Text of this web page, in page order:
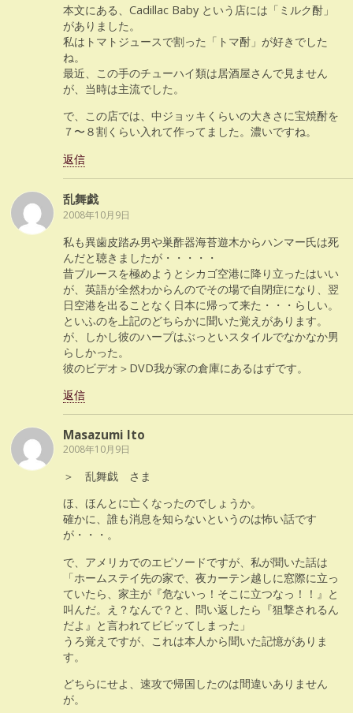
本文にある、Cadillac Baby という店には「ミルク酎」
がありました。
私はトマトジュースで割った「トマ酎」が好きでした
ね。
最近、この手のチューハイ類は居酒屋さんで見ません
が、当時は主流でした。
で、この店では、中ジョッキくらいの大きさに宝焼酎を
７〜８割くらい入れて作ってました。濃いですね。
返信
乱舞戯
2008年10月9日
私も異歯皮踏み男や巣酢器海苔遊木からハンマー氏は死
んだと聴きましたが・・・・・
昔ブルースを極めようとシカゴ空港に降り立ったはいい
が、英語が全然わからんのでその場で自閉症になり、翌
日空港を出ることなく日本に帰って来た・・・らしい。
といふのを上記のどちらかに聞いた覚えがあります。
が、しかし彼のハープはぶっといスタイルでなかなか男
らしかった。
彼のビデオ＞DVD我が家の倉庫にあるはずです。
返信
Masazumi Ito
2008年10月9日
＞ 乱舞戯 さま
ほ、ほんとに亡くなったのでしょうか。
確かに、誰も消息を知らないというのは怖い話です
が・・・。
で、アメリカでのエピソードですが、私が聞いた話は
「ホームステイ先の家で、夜カーテン越しに窓際に立っ
ていたら、家主が『危ないっ！そこに立つなっ！！』と
叫んだ。え？なんで？と、問い返したら『狙撃されるん
だよ』と言われてビビッてしまった」
うろ覚えですが、これは本人から聞いた記憶がありま
す。
どちらにせよ、速攻で帰国したのは間違いありません
が。